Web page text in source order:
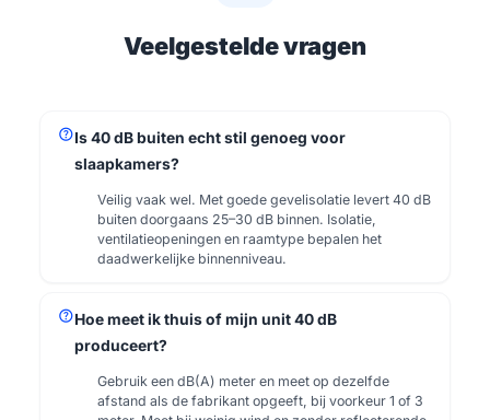
Veelgestelde vragen
helpIs 40 dB buiten echt stil genoeg voor
slaapkamers?
Veilig vaak wel. Met goede gevelisolatie levert 40 dB
buiten doorgaans 25–30 dB binnen. Isolatie,
ventilatieopeningen en raamtype bepalen het
daadwerkelijke binnenniveau.
helpHoe meet ik thuis of mijn unit 40 dB
produceert?
Gebruik een dB(A) meter en meet op dezelfde
afstand als de fabrikant opgeeft, bij voorkeur 1 of 3